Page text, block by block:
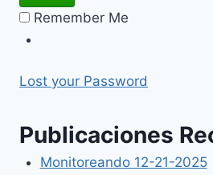
Remember Me
Lost your Password
Publicaciones
Monitoreando 12-21-2025